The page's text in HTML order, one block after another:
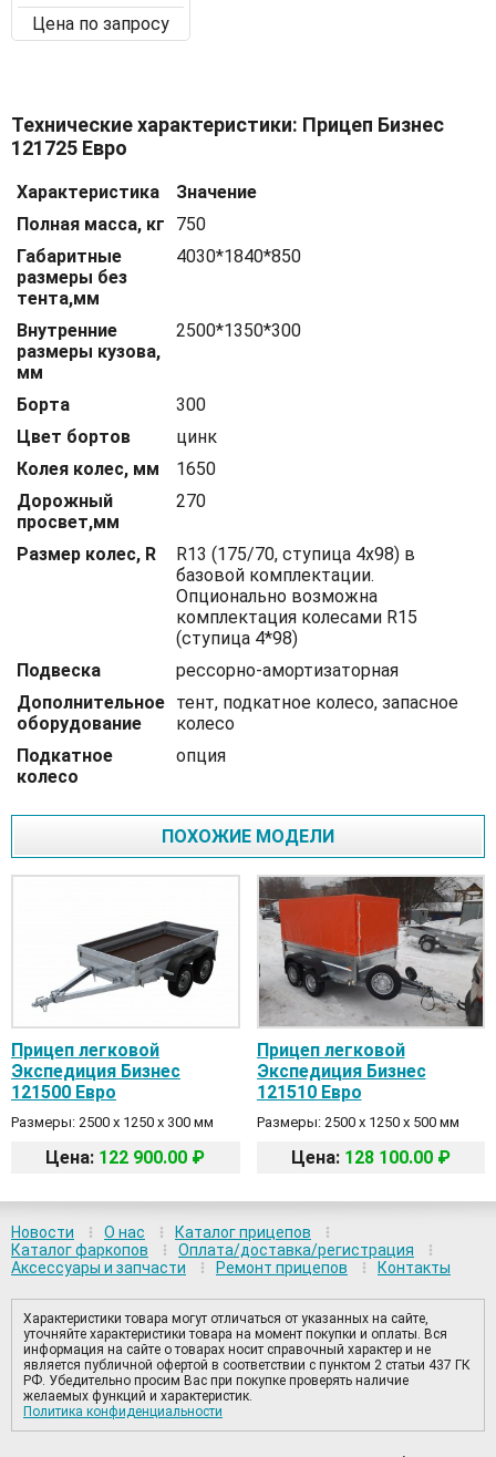
Цена по запросу
Технические характеристики: Прицеп Бизнес
121725 Евро
Характеристика
Значение
Полная масса, кг
750
Габаритные
размеры без
тента,мм
4030*1840*850
Внутренние
размеры кузова,
мм
2500*1350*300
Борта
300
Цвет бортов
цинк
Колея колес, мм
1650
Дорожный
просвет,мм
270
Размер колес, R
R13 (175/70, ступица 4х98) в
базовой комплектации.
Опционально возможна
комплектация колесами R15
(ступица 4*98)
Подвеска
рессорно-амортизаторная
Дополнительное
оборудование
тент, подкатное колесо, запасное
колесо
Подкатное
колесо
опция
ПОХОЖИЕ МОДЕЛИ
Прицеп легковой
Экспедиция Бизнес
121500 Евро
Размеры: 2500 х 1250 х 300 мм
Цена: 122 900.00 ₽
Прицеп легковой
Экспедиция Бизнес
121510 Евро
Размеры: 2500 х 1250 х 500 мм
Цена: 128 100.00 ₽
Новости О нас
Каталог прицепов
Каталог фаркопов
Оплата/доставка/регистрация
Аксессуары и запчасти
Ремонт прицепов Контакты
Характеристики товара могут отличаться от указанных на сайте,
уточняйте характеристики товара на момент покупки и оплаты. Вся
информация на сайте о товарах носит справочный характер и не
является публичной офертой в соответствии с пунктом 2 статьи 437 ГК
РФ. Убедительно просим Вас при покупке проверять наличие
желаемых функций и характеристик.
Политика конфиденциальности